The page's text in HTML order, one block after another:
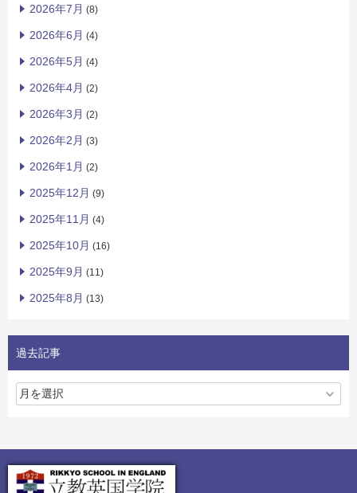
2026年7月 (8)
2026年6月 (4)
2026年5月 (4)
2026年4月 (2)
2026年3月 (2)
2026年2月 (3)
2026年1月 (2)
2025年12月 (9)
2025年11月 (4)
2025年10月 (16)
2025年9月 (11)
2025年8月 (13)
過去記事